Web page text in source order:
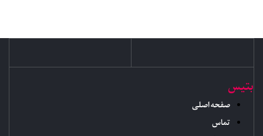
بتیس
صفحه اصلی
تماس